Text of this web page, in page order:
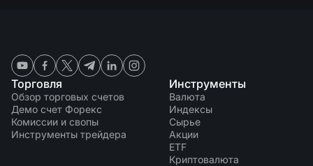
Торговля
Обзор торговых счетов
Демо счет Форекс
Комиссии и свопы
Инструменты трейдера
Инструменты
Валюта
Индексы
Сырье
Акции
ETF
Криптовалюта